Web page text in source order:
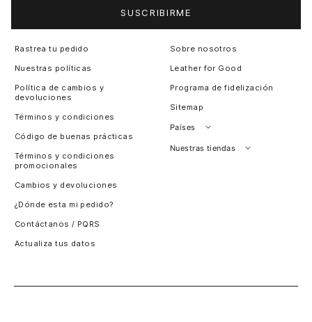
SUSCRIBIRME
Rastrea tu pedido
Nuestras políticas
Política de cambios y
devoluciones
Términos y condiciones
Código de buenas prácticas
Términos y condiciones
promocionales
Cambios y devoluciones
¿Dónde esta mi pedido?
Contáctanos / PQRS
Actualiza tus datos
Sobre nosotros
Leather for Good
Programa de fidelización
Sitemap
Países
Perú
Nuestras tiendas